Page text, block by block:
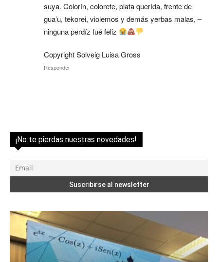
suya. Colorín, colorete, plata querída, frente de
gua’u, tekorei, violemos y demás yerbas malas, –
ninguna perdíz fué feliz
Copyright Solveig Luisa Gross
Responder
¡No te pierdas nuestras novedades!